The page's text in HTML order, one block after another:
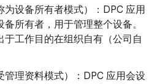
为设备所有者模式）
：DPC 应用
备所有者 ，用于管理整个设备。
于工作目的在组织自有（公司自
理资料模式）
：DPC 应用会设